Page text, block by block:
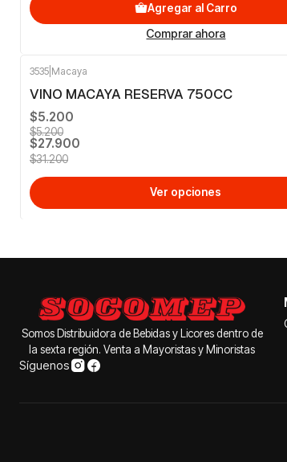
Agregar al Carro
Comprar ahora
3535 Macaya
VINO MACAYA RESERVA 750CC
$5.200
$5.200
$27.900
$31.200
Ver opciones
Somos Distribuidora de Bebidas y Licores dentro de
la sexta región. Venta a Mayoristas y Minoristas
Síguenos